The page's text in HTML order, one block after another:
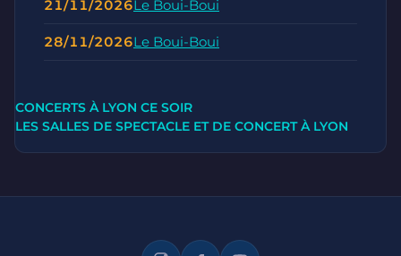
21/11/2026Le Boui-Boui
28/11/2026Le Boui-Boui
CONCERTS À LYON CE SOIR
LES SALLES DE SPECTACLE ET DE CONCERT À LYON